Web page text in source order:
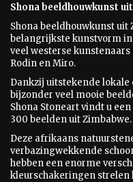
Shona beeldhouwkunst
Shona beeldhouwkunst uit
belangrijkste kunstvorm
veel westerse
Rodin en Miro.
Dankzij uitstekende lokale
bijzonder veel mooie
Shona Stoneart vindt u
300 beelden uit Zimbabwe.
Deze afrikaans
verbazingwekkende
hebben een enorme
kleurschakeringen strelen